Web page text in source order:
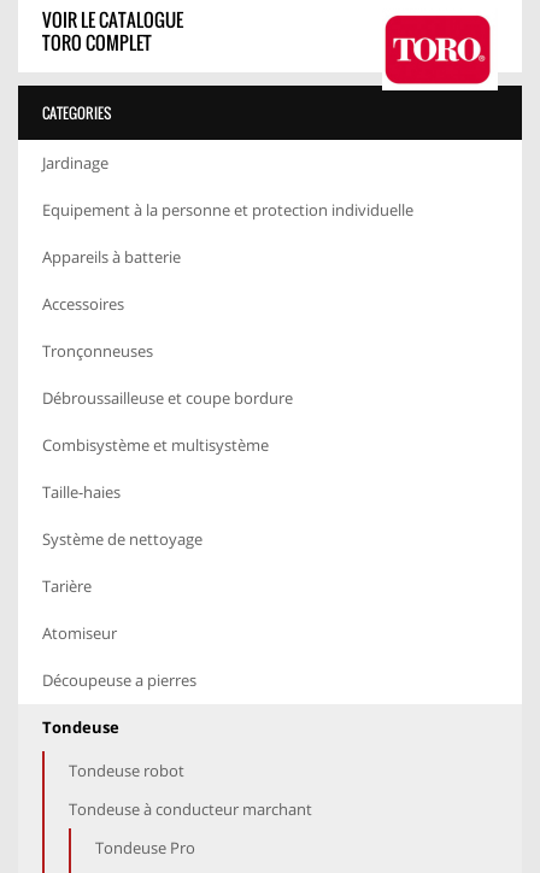
VOIR LE CATALOGUE
TORO COMPLET
CATEGORIES
Jardinage
Equipement à la personne et protection individuelle
Appareils à batterie
Accessoires
Tronçonneuses
Débroussailleuse et coupe bordure
Combisystème et multisystème
Taille-haies
Système de nettoyage
Tarière
Atomiseur
Découpeuse a pierres
Tondeuse
Tondeuse robot
Tondeuse à conducteur marchant
Tondeuse Pro